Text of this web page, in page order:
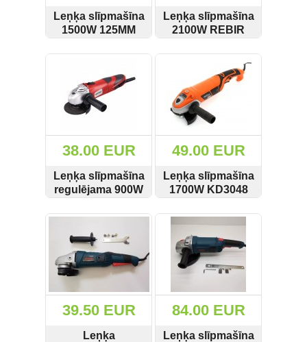
Leņķa slīpmašīna
1500W 125MM
SKATĪT PIRKT
Leņķa slīpmašīna
2100W REBIR
SKATĪT PIRKT
38.00 EUR
Leņķa slīpmašīna
regulējama 900W
KD1533
SKATĪT PIRKT
49.00 EUR
Leņķa slīpmašīna
1700W KD3048
SKATĪT PIRKT
39.50 EUR
Leņķa
84.00 EUR
Leņķa slīpmašīna